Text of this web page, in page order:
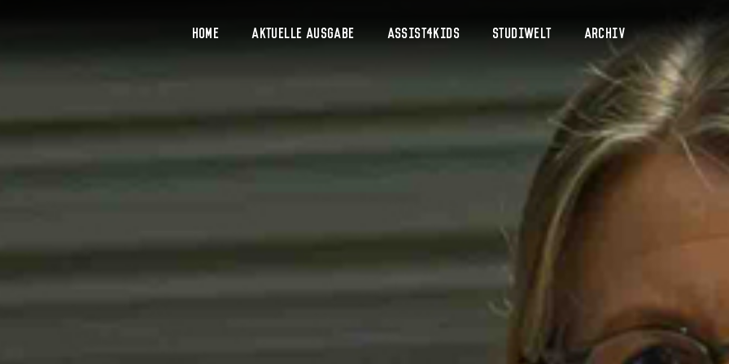
Home Aktuelle Ausgabe Assist4Kids Studiwelt Archiv